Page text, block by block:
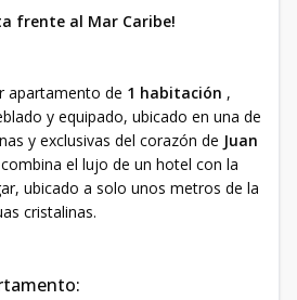
frente al Mar Caribe!
apartamento de 1 habitación ,
y equipado, ubicado en una de
y exclusivas del corazón de Juan
el lujo de un hotel con la
ubicado a solo unos metros de la
cristalinas.